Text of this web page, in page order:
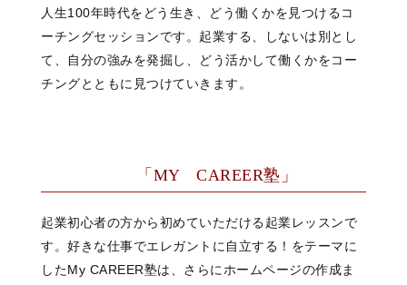
人生100年時代をどう生き、どう働くかを見つけるコ
ーチングセッションです。起業する、しないは別とし
て、自分の強みを発掘し、どう活かして働くかをコー
チングとともに見つけていきます。
「MY CAREER塾」
起業初心者の方から初めていただける起業レッスンで
す。好きな仕事でエレガントに自立する！をテーマに
したMy CAREER塾は、さらにホームページの作成ま